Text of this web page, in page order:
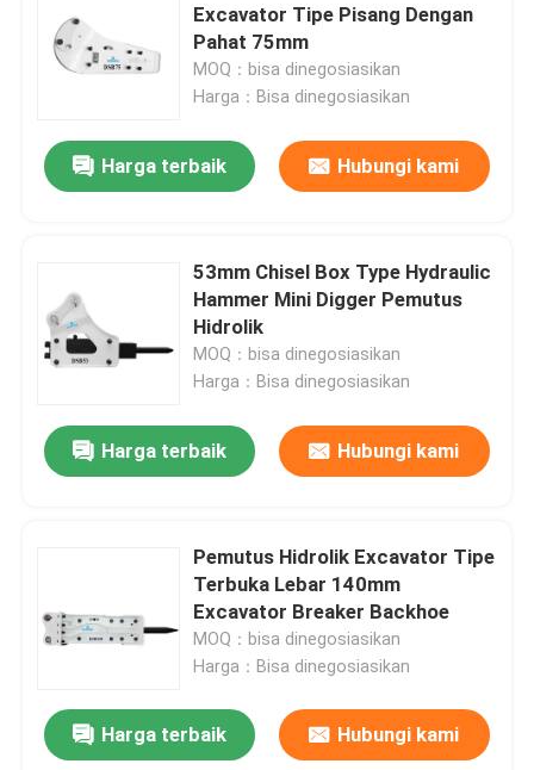
Excavator Tipe Pisang Dengan
Pahat 75mm
MOQ：bisa dinegosiasikan
Harga：Bisa dinegosiasikan
Harga terbaik Hubungi kami
53mm Chisel Box Type Hydraulic
Hammer Mini Digger Pemutus
Hidrolik
MOQ：bisa dinegosiasikan
Harga：Bisa dinegosiasikan
Harga terbaik Hubungi kami
Pemutus Hidrolik Excavator Tipe
Terbuka Lebar 140mm
Excavator Breaker Backhoe
MOQ：bisa dinegosiasikan
Harga：Bisa dinegosiasikan
Harga terbaik Hubungi kami